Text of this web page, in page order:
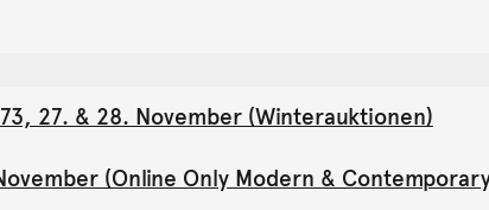
27. & 28. November (Winterauktionen)
(Online Only Modern &